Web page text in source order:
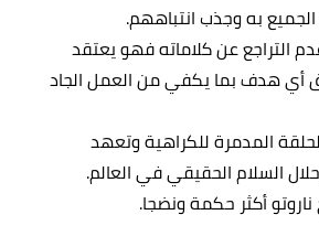
به وجذب انتباههم.
التراجع عن كلاماته فهو يعتقد
أي هدف بما يكفي من العمل الجاد
المدمرة للكراهية وتعهد
السلام الحقيقي في العالم.
أكثر حكمة ونضجا.